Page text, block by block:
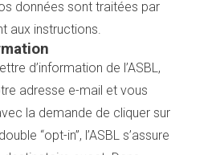
données sont traitées par
aux instructions.
d’information de l’ASBL,
adresse e-mail et vous
la demande de cliquer sur
“opt-in”, l’ASBL s’assure